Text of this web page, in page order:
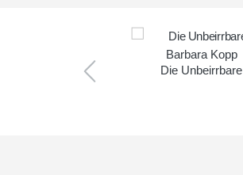
Barbara Kopp
Die Unbeirrbare